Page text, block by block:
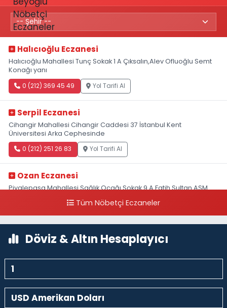
Halıcıoğlu Eczanesi
Halıcıoğlu Mahallesi Tunç Sokak 1 A Çıksalın,Alev Ofluoğlu Semt
Konağı yanı
0 (212) 369 45 49 Yol Tarifi Al
Serpil Eczanesi
Cihangir Mahallesi Cihangir Caddesi 37 İstanbul Kent
Üniversitesi Arka Cephesinde
0 (212) 251 26 83 Yol Tarifi Al
Ozan Eczanesi
Piyalepaşa Mahallesi Sağlık Ocağı Sokak 9 A Fatih Sultan ASM
Tüm Nöbetçi Eczaneler
Döviz & Altın Hesaplayıcı